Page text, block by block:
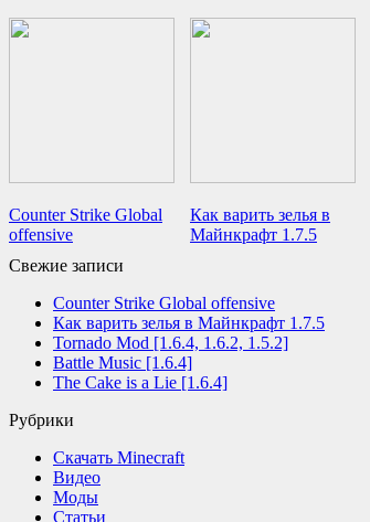
Counter Strike Global
offensive
Как варить зелья в
Майнкрафт 1.7.5
Свежие записи
Counter Strike Global offensive
Как варить зелья в Майнкрафт 1.7.5
Tornado Mod [1.6.4, 1.6.2, 1.5.2]
Battle Music [1.6.4]
The Cake is a Lie [1.6.4]
Рубрики
Cкачать Minecraft
Видео
Моды
Статьи